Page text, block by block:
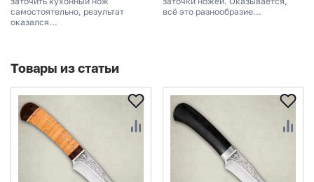
самостоятельно, результат
оказался...
всё это разнообразие...
Товары из статьи